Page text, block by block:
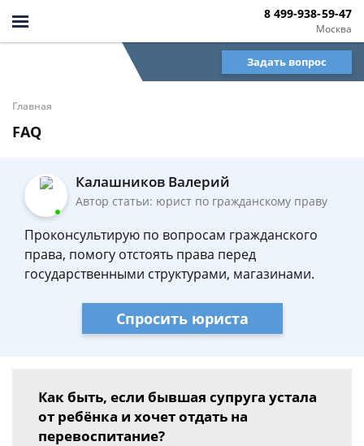
Москва
8 499-938-59-47
Задать вопрос
Главная
FAQ
Калашников Валерий
Автор статьи: юрист по гражданскому праву
Проконсультирую по вопросам гражданского
права, помогу отстоять права перед
государственными структурами, магазинами.
Спросить юриста
Как быть, если бывшая супруга устала
от ребёнка и хочет отдать на
перевоспитание?